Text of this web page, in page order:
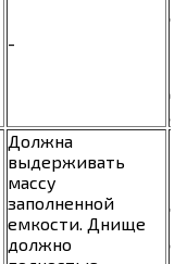
-
Должна
выдерживать
массу
заполненной
емкости. Днище
должно